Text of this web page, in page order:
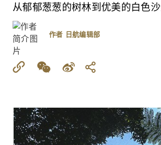
从郁郁葱葱的树林到优美的白色
作者 日航编辑部